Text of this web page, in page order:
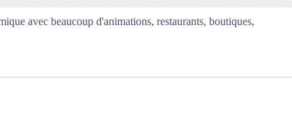
avec beaucoup d'animations, restaurants, boutiques,